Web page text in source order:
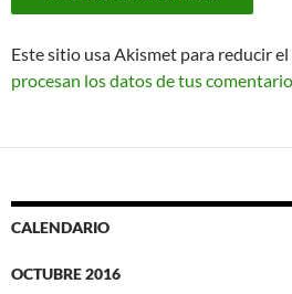
Este sitio usa Akismet para reducir el
procesan los datos de tus
CALENDARIO
OCTUBRE 2016